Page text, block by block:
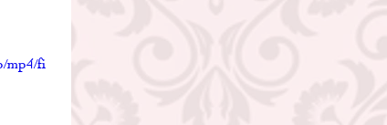
mp4/fi